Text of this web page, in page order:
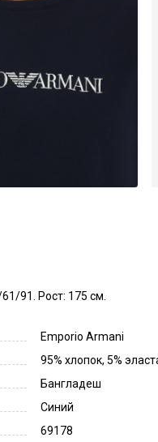
91. Рост: 175 см.
Emporio Armani
95% хлопок, 5%
Бангладеш
Синий
69178